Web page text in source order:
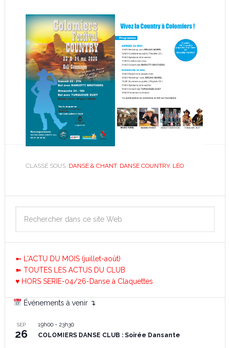
CLASSÉ SOUS :DANSE & CHANT, DANSE COUNTRY, LÉO
➼ L'ACTU DU MOIS (juillet-août)
➽ TOUTES LES ACTUS DU CLUB
♥ HORS SERIE-04/26-Danse à Claquettes
Événements à venir ↴
SEP
26
19h00- 23h30
COLOMIERS DANSE CLUB : Soirée Dansante